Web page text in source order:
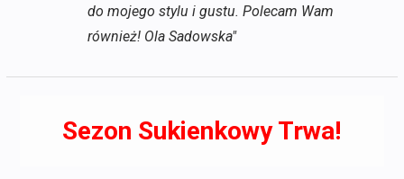
do mojego stylu i gustu. Polecam Wam
również! Ola Sadowska"
Sezon Sukienkowy Trwa!